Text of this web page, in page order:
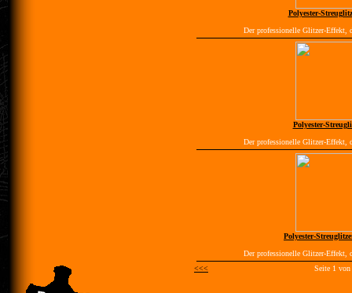
Polyester-
Der professionelle Glitzer-Effekt,
Polyester-
Der professionelle Glitzer-Effekt,
Polyester-
Der professionelle Glitzer-Effekt,
<<<
Seite 1 von